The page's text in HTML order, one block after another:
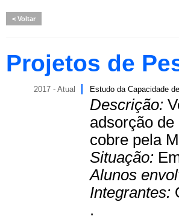
Voltar
Projetos de
2017 - Atual Estudo da Capacidade
Descrição:
adsorção
cobre pela
Situação:
Alunos
Integrantes:
.